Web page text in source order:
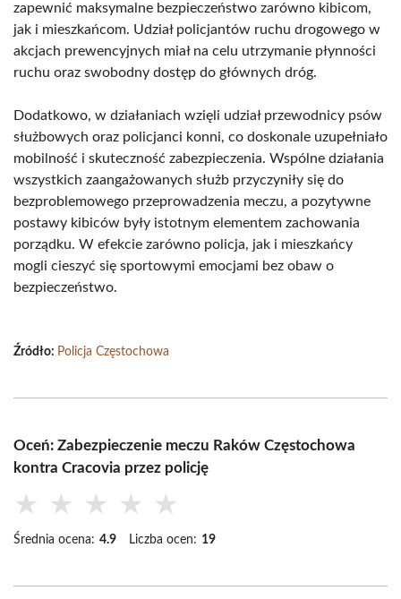
zapewnić maksymalne bezpieczeństwo zarówno kibicom,
jak i mieszkańcom. Udział policjantów ruchu drogowego w
akcjach prewencyjnych miał na celu utrzymanie płynności
ruchu oraz swobodny dostęp do głównych dróg.
Dodatkowo, w działaniach wzięli udział przewodnicy psów
służbowych oraz policjanci konni, co doskonale uzupełniało
mobilność i skuteczność zabezpieczenia. Wspólne działania
wszystkich zaangażowanych służb przyczyniły się do
bezproblemowego przeprowadzenia meczu, a pozytywne
postawy kibiców były istotnym elementem zachowania
porządku. W efekcie zarówno policja, jak i mieszkańcy
mogli cieszyć się sportowymi emocjami bez obaw o
bezpieczeństwo.
Źródło: Policja Częstochowa
Oceń: Zabezpieczenie meczu Raków Częstochowa
kontra Cracovia przez policję
★ ★ ★ ★ ★
Średnia ocena: 4.9 Liczba ocen: 19